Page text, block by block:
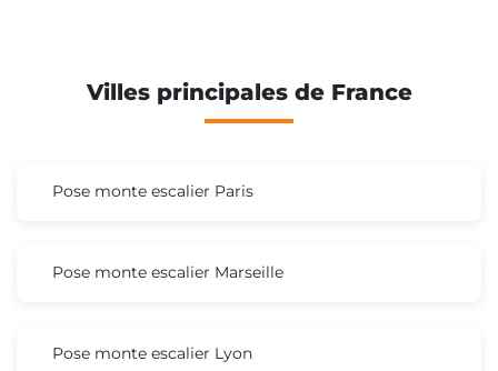
Villes principales de France
Pose monte escalier Paris
Pose monte escalier Marseille
Pose monte escalier Lyon